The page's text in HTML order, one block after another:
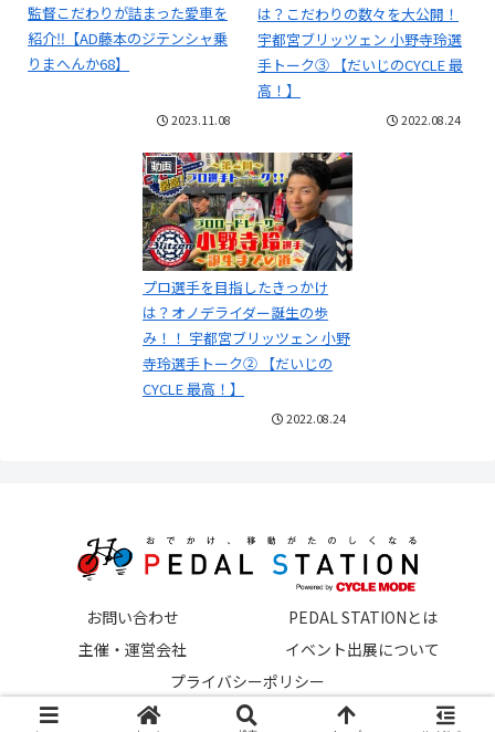
監督こだわりが詰まった愛車を
紹介‼️【AD藤本のジテンシャ乗
りまへんか68】
2023.11.08
は？こだわりの数々を大公開！
宇都宮ブリッツェン 小野寺玲選
手トーク③ 【だいじのCYCLE 最
高！】
2022.08.24
動画
プロ選手を目指したきっかけ
は？オノデライダー誕生の歩
み！！ 宇都宮ブリッツェン 小野
寺玲選手トーク② 【だいじの
CYCLE 最高！】
2022.08.24
お問い合わせ
PEDAL STATIONとは
主催・運営会社
イベント出展について
プライバシーポリシー
© 2022 ペダルステーション.